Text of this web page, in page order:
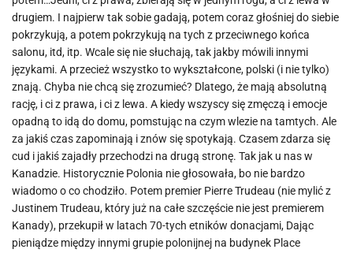
drugiem. I najpierw tak sobie gadają, potem coraz głośniej do siebie
pokrzykują, a potem pokrzykują na tych z przeciwnego końca
salonu, itd, itp. Wcale się nie słuchają, tak jakby mówili innymi
językami. A przecież wszystko to wykształcone, polski (i nie tylko)
znają. Chyba nie chcą się zrozumieć? Dlatego, że mają absolutną
rację, i ci z prawa, i ci z lewa. A kiedy wszyscy się zmęczą i emocje
opadną to idą do domu, pomstując na czym wlezie na tamtych. Ale
za jakiś czas zapominają i znów się spotykają. Czasem zdarza się
cud i jakiś zajadły przechodzi na drugą stronę. Tak jak u nas w
Kanadzie. Historycznie Polonia nie głosowała, bo nie bardzo
wiadomo o co chodziło. Potem premier Pierre Trudeau (nie mylić z
Justinem Trudeau, który już na całe szczęście nie jest premierem
Kanady), przekupił w latach 70-tych etników donacjami, Dając
pieniądze między innymi grupie polonijnej na budynek Place